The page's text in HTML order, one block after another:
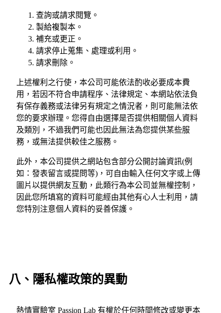
查詢或請求閱覽。
製給複製本。
補充或更正。
請求停止蒐集、處理或利用。
請求刪除。
上述權利之行使，本公司可能依法酌收必要成本費
用，若因不符合申請程序、法律規定、本網站依法負
有保存義務或法律另有規定之情況者，則可能無法依
您的要求辦理。您得自由選擇是否提供相關個人資料
及類別，不過我們可能也因此無法為您提供某些服
務，或無法提供較佳之服務。
此外，本公司提供之網站包含部分公開討論資訊(例
如：發表留言或提問等)，可自由輸入任何文字或上傳
圖片以提供網友互動，此類行為本公司並無權控制，
因此您所填寫的資料可能經由其他有心人士利用，請
您特別注意個人資料的妥善保護。
八、隱私權政策的異動
熱情實驗室 Passion Lab 有權於任何時間修改或變更本